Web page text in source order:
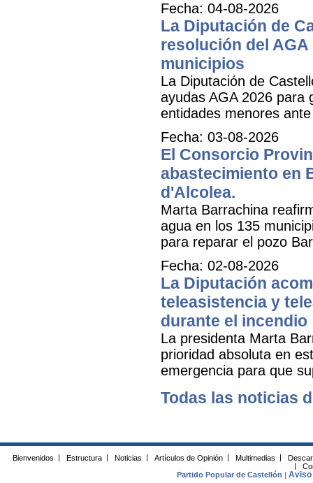
Fecha: 04-08-2026
La Diputación de
resolución del
municipios
La Diputación de
ayudas AGA 2026 para
entidades menores
Fecha: 03-08-2026
El Consorcio
abastecimiento en
d'Alcolea.
Marta Barrachina
agua en los 135
para reparar el pozo
Fecha: 02-08-2026
La Diputación
teleasistencia y
durante el incendio
La presidenta Marta
prioridad absoluta en
emergencia para que
Todas las noticias
Bienvenidos Estructura Noticias Artículos de Opinión Multimedias
Partido Popular de Castellón
|Aviso